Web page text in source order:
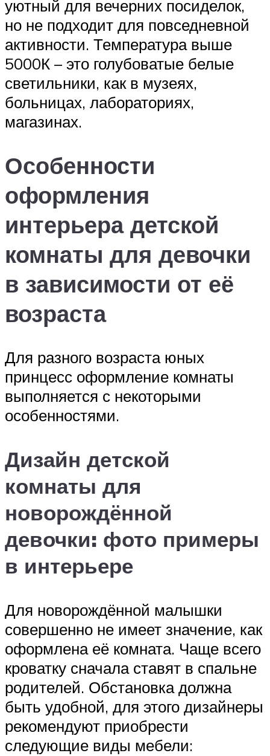
уютный для вечерних посиделок,
но не подходит для повседневной
активности. Температура выше
5000К – это голубоватые белые
светильники, как в музеях,
больницах, лабораториях,
магазинах.
Особенности
оформления
интерьера детской
комнаты для девочки
в зависимости от её
возраста
Для разного возраста юных
принцесс оформление комнаты
выполняется с некоторыми
особенностями.
Дизайн детской
комнаты для
новорождённой
девочки: фото примеры
в интерьере
Для новорождённой малышки
совершенно не имеет значение, как
оформлена её комната. Чаще всего
кроватку сначала ставят в спальне
родителей. Обстановка должна
быть удобной, для этого дизайнеры
рекомендуют приобрести
следующие виды мебели: